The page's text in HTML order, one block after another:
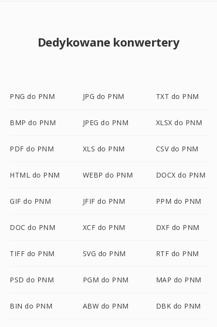
Dedykowane konwertery
PNG do PNM JPG do PNM TXT do PNM
BMP do PNM JPEG do PNM XLSX do PNM
PDF do PNM XLS do PNM CSV do PNM
HTML do PNM WEBP do PNM DOCX do PNM
GIF do PNM JFIF do PNM PPM do PNM
DOC do PNM XCF do PNM DXF do PNM
TIFF do PNM SVG do PNM RTF do PNM
PSD do PNM PGM do PNM MAP do PNM
BIN do PNM ABW do PNM DBK do PNM